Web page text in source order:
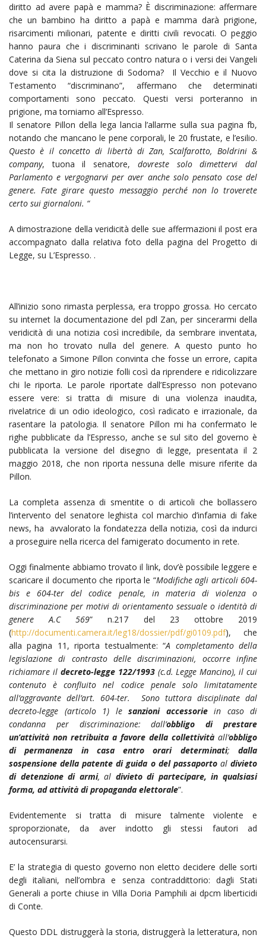
diritto ad avere papà e mamma? È discriminazione: affermare
che un bambino ha diritto a papà e mamma darà prigione,
risarcimenti milionari, patente e diritti civili revocati. O peggio
hanno paura che i discriminanti scrivano le parole di Santa
Caterina da Siena sul peccato contro natura o i versi dei Vangeli
dove si cita la distruzione di Sodoma? Il Vecchio e il Nuovo
Testamento “discriminano”, affermano che determinati
comportamenti sono peccato. Questi versi porteranno in
prigione, ma torniamo all’Espresso.
Il senatore Pillon della lega lancia l’allarme sulla sua pagina fb,
notando che mancano le pene corporali, le 20 frustate, e l’esilio.
Questo è il concetto di libertà di Zan, Scalfarotto, Boldrini &
company, tuona il senatore, dovreste solo dimettervi dal
Parlamento e vergognarvi per aver anche solo pensato cose del
genere. Fate girare questo messaggio perché non lo troverete
certo sui giornaloni. “
A dimostrazione della veridicità delle sue affermazioni il post era
accompagnato dalla relativa foto della pagina del Progetto di
Legge, su L’Espresso. .
All’inizio sono rimasta perplessa, era troppo grossa. Ho cercato
su internet la documentazione del pdl Zan, per sincerarmi della
veridicità di una notizia così incredibile, da sembrare inventata,
ma non ho trovato nulla del genere. A questo punto ho
telefonato a Simone Pillon convinta che fosse un errore, capita
che mettano in giro notizie folli così da riprendere e ridicolizzare
chi le riporta. Le parole riportate dall’Espresso non potevano
essere vere: si tratta di misure di una violenza inaudita,
rivelatrice di un odio ideologico, così radicato e irrazionale, da
rasentare la patologia. Il senatore Pillon mi ha confermato le
righe pubblicate da l’Espresso, anche se sul sito del governo è
pubblicata la versione del disegno di legge, presentata il 2
maggio 2018, che non riporta nessuna delle misure riferite da
Pillon.
La completa assenza di smentite o di articoli che bollassero
l’intervento del senatore leghista col marchio d’infamia di fake
news, ha avvalorato la fondatezza della notizia, così da indurci
a proseguire nella ricerca del famigerato documento in rete.
Oggi finalmente abbiamo trovato il link, dov’è possibile leggere e
scaricare il documento che riporta le “Modifiche agli articoli 604-
bis e 604-ter del codice penale, in materia di violenza o
discriminazione per motivi di orientamento sessuale o identità di
genere A.C 569” n.217 del 23 ottobre 2019
(http://documenti.camera.it/leg18/dossier/pdf/gi0109.pdf), che
alla pagina 11, riporta testualmente: “A completamento della
legislazione di contrasto delle discriminazioni, occorre infine
richiamare il decreto-legge 122/1993 (c.d. Legge Mancino), il cui
contenuto è confluito nel codice penale solo limitatamente
all’aggravante dell’art. 604-ter. Sono tuttora disciplinate dal
decreto-legge (articolo 1) le sanzioni accessorie in caso di
condanna per discriminazione: dall’obbligo di prestare
un’attività non retribuita a favore della collettività all’obbligo
di permanenza in casa entro orari determinati;dalla
sospensione della patente di guida o del passaportoaldivieto
di detenzione di armi, al divieto di partecipare, in qualsiasi
forma, ad attività di propaganda elettorale”.
Evidentemente si tratta di misure talmente violente e
sproporzionate, da aver indotto gli stessi fautori ad
autocensurarsi.
E’ la strategia di questo governo non eletto decidere delle sorti
degli italiani, nell’ombra e senza contraddittorio: dagli Stati
Generali a porte chiuse in Villa Doria Pamphili ai dpcm liberticidi
di Conte.
Questo DDL distruggerà la storia, distruggerà la letteratura, non